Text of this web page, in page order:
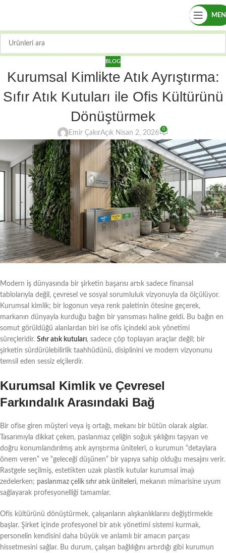
BLOG
Kurumsal Kimlikte Atık Ayrıştırma:
Sıfır Atık Kutuları ile Ofis Kültürünü
Dönüştürmek
Emir ÇakırAçık Nisan 2, 2026
0
Modern iş dünyasında bir şirketin başarısı artık sadece finansal
tablolarıyla değil, çevresel ve sosyal sorumluluk vizyonuyla da ölçülüyor.
Kurumsal kimlik; bir logonun veya renk paletinin ötesine geçerek,
markanın dünyayla kurduğu bağın bir yansıması haline geldi. Bu bağın en
somut görüldüğü alanlardan biri ise ofis içindeki atık yönetimi
süreçleridir. Sıfır atık kutuları, sadece çöp toplayan araçlar değil; bir
şirketin sürdürülebilirlik taahhüdünü, disiplinini ve modern vizyonunu
temsil eden sessiz elçilerdir.
Kurumsal Kimlik ve Çevresel
Farkındalık Arasındaki Bağ
Bir ofise giren müşteri veya iş ortağı, mekanı bir bütün olarak algılar.
Tasarımıyla dikkat çeken, paslanmaz çeliğin soğuk şıklığını taşıyan ve
doğru konumlandırılmış atık ayrıştırma üniteleri, o kurumun “detaylara
önem veren” ve “geleceği düşünen” bir yapıya sahip olduğu mesajını verir.
Rastgele seçilmiş, estetikten uzak plastik kutular kurumsal imajı
zedelerken; paslanmaz çelik sıfır atık üniteleri, mekanın mimarisine uyum
sağlayarak profesyonelliği tamamlar.
Ofis kültürünü dönüştürmek, çalışanların alışkanlıklarını değiştirmekle
başlar. Şirket içinde profesyonel bir atık yönetimi sistemi kurmak,
personelin kendisini daha büyük ve anlamlı bir amacın parçası
hissetmesini sağlar. Bu durum, çalışan bağlılığını artırdığı gibi kurumun